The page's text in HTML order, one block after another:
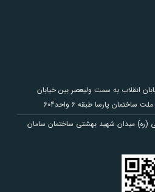
انقلاب به سمت ولیعصر بین خیابان
پارسا طبقه 6 واحد604
(ره) میدان شهید بهشتی ساختمان سامان